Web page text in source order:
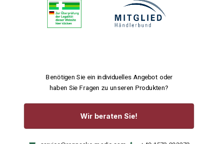
Benötigen Sie ein individuelles Angebot oder
haben Sie Fragen zu unseren Produkten?
Wir beraten Sie!